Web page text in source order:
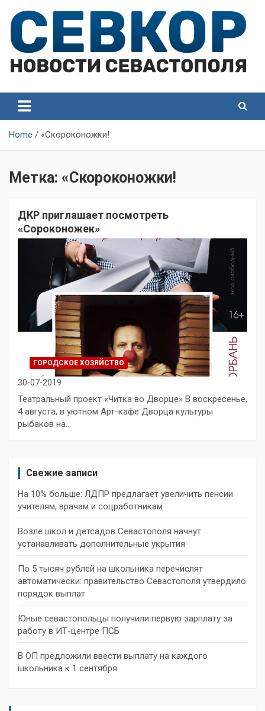
content
Севастополя
Севастополя
Home «Скороконожки!
Метка: «Скороконожки!
ДКР приглашает посмотреть
«Сороконожек»
ГОРОДСКОЕ ХОЗЯЙСТВО
30-07-2019
Театральный проект «Читка во Дворце» В воскресенье,
4 августа, в уютном Арт-кафе Дворца культуры
рыбаков на…
Свежие записи
На 10% больше: ЛДПР предлагает увеличить пенсии
учителям, врачам и соцработникам
Возле школ и детсадов Севастополя начнут
устанавливать дополнительные укрытия
По 5 тысяч рублей на школьника перечислят
автоматически: правительство Севастополя утвердило
порядок выплат
Юные севастопольцы получили первую зарплату за
работу в ИТ-центре ПСБ
В ОП предложили ввести выплату на каждого
школьника к 1 сентября